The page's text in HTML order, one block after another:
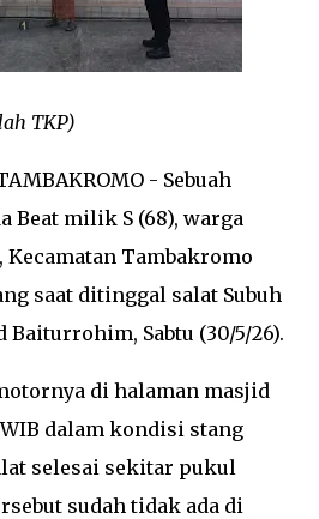
TKP)
- Sebuah
Beat milik S (68), warga
Kecamatan Tambakromo
saat ditinggal salat Subuh
Sabtu (30/5/26).
di halaman masjid
dalam kondisi stang
selesai sekitar pukul
sudah tidak ada di